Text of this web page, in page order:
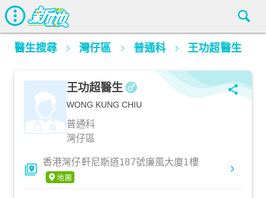
醫生搜尋 灣仔區 普通科 王功超醫生
王功超醫生
WONG KUNG CHIU
普通科
灣仔區
香港灣仔軒尼斯道187號廉風大廈1樓